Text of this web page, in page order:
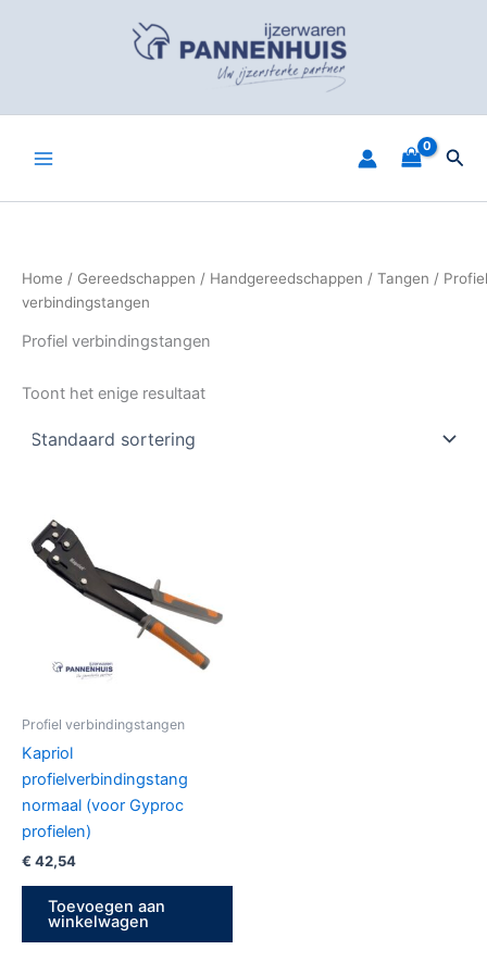
Home / Gereedschappen / Handgereedschappen / Tangen / Profiel
verbindingstangen
Profiel verbindingstangen
Toont het enige resultaat
Profiel verbindingstangen
Kapriol
profielverbindingstang
normaal (voor Gyproc
profielen)
€ 42,54
Toevoegen aan
winkelwagen